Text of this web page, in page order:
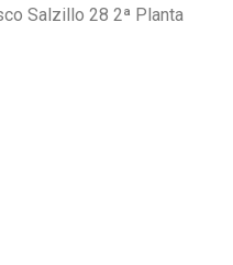
Salzillo 28 2ª Planta